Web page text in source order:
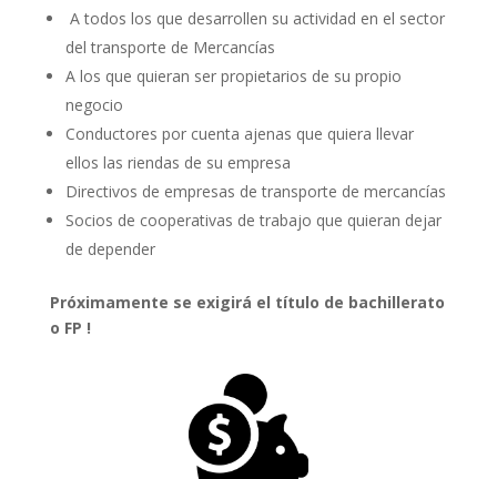
A todos los que desarrollen su actividad en el sector
del transporte de Mercancías
A los que quieran ser propietarios de su propio
negocio
Conductores por cuenta ajenas que quiera llevar
ellos las riendas de su empresa
Directivos de empresas de transporte de mercancías
Socios de cooperativas de trabajo que quieran dejar
de depender
Próximamente se exigirá el título de bachillerato
o FP !